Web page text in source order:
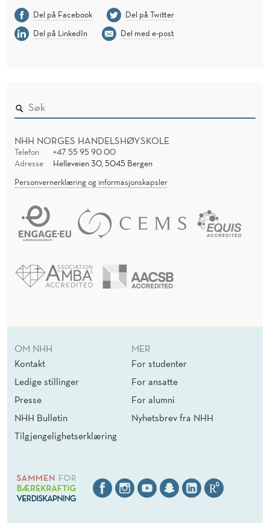
Del på Facebook
Del på Twitter
Del på LinkedIn
Del med e-post
NHH NORGES HANDELSHØYSKOLE
Telefon
+47 55 95 90 00
Adresse
Helleveien 30, 5045 Bergen
Personvernerklæring og informasjonskapsler
OM NHH
Kontakt
Ledige stillinger
Presse
NHH Bulletin
Tilgjengelighetserklæring
MER
For studenter
For ansatte
For alumni
Nyhetsbrev fra NHH